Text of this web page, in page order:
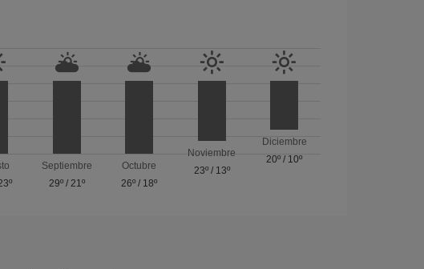
Septiembre
29º/ 21º
Octubre
26º / 18º
Noviembre
23º/ 13º
Diciembre
20º / 10º